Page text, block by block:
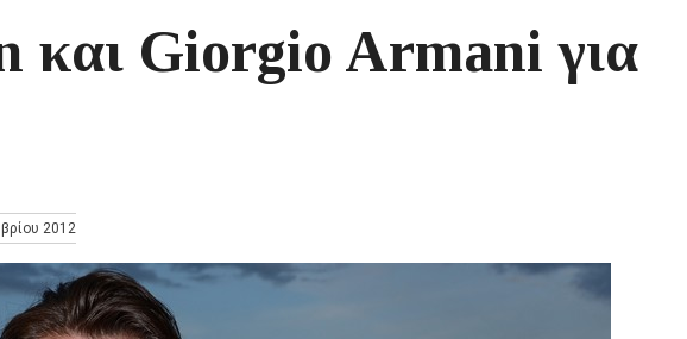
και Giorgio Armani για
2012